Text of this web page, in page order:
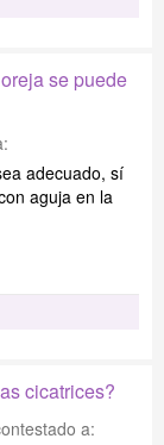
se puede
adecuado, sí
aguja en la
cicatrices?
a: